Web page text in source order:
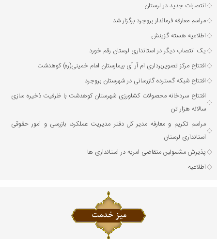
انتصابات جدید در لرستان
مراسم معارفه فرماندار بروجرد برگزار شد
اطلاعیه هسته گزینش
یک انتصاب دیگر در استانداری لرستان رقم خورد
افتتاح مرکز تصویربرداری ام آر آی بیمارستان امام خمینی(ره) کوهدشت
افتتاح شبکه گسترده گازرسانی در شهرستان بروجرد
افتتاح سردخانه محصولات کشاورزی شهرستان کوهدشت با ظرفیت ذخیره‌ سازی
سالانه هزار تن
مراسم تکریم و معارفه مدیر کل دفتر مدیریت عملکرد، بازرسی و امور حقوقی
استانداری لرستان
پذیرش مشمولین متقاضی امریه در استانداری ها
اطلاعیه